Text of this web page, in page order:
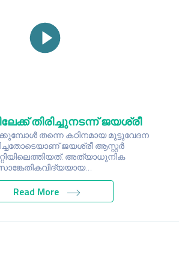
തിരിച്ചുനടന്ന് ജയശ്രീ
തന്നെ കഠിനമായ മുട്ടുവേദന
ജയശ്രീ ആസ്റ്റർ
അത്യാധുനിക
Read More